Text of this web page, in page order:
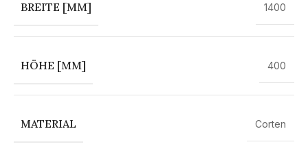
BREITE [MM] 1400
HÖHE [MM] 400
MATERIAL Corten